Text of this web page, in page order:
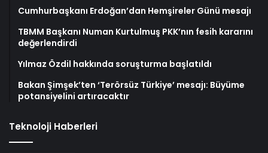
Cumhurbaşkanı Erdoğan’dan Hemşireler Günü mesajı
TBMM Başkanı Numan Kurtulmuş PKK’nın fesih kararını
değerlendirdi
Yılmaz Özdil hakkında soruşturma başlatıldı
Bakan Şimşek’ten ‘Terörsüz Türkiye’ mesajı: Büyüme
potansiyelini artıracaktır
Teknoloji Haberleri